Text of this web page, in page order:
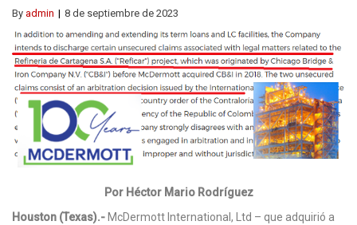
By admin 8 de septiembre de 2023
Por Héctor Mario Rodríguez
Houston (Texas).- McDermott International, Ltd – que adquirió a